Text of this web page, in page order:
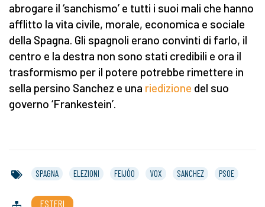
abrogare il ‘sanchismo’ e tutti i suoi mali che hanno
afflitto la vita civile, morale, economica e sociale
della Spagna. Gli spagnoli erano convinti di farlo, il
centro e la destra non sono stati credibili e ora il
trasformismo per il potere potrebbe rimettere in
sella persino Sanchez e una riedizione del suo
governo ‘Frankestein’.
SPAGNA ELEZIONI FEIJÓO VOX SANCHEZ PSOE
ESTERI